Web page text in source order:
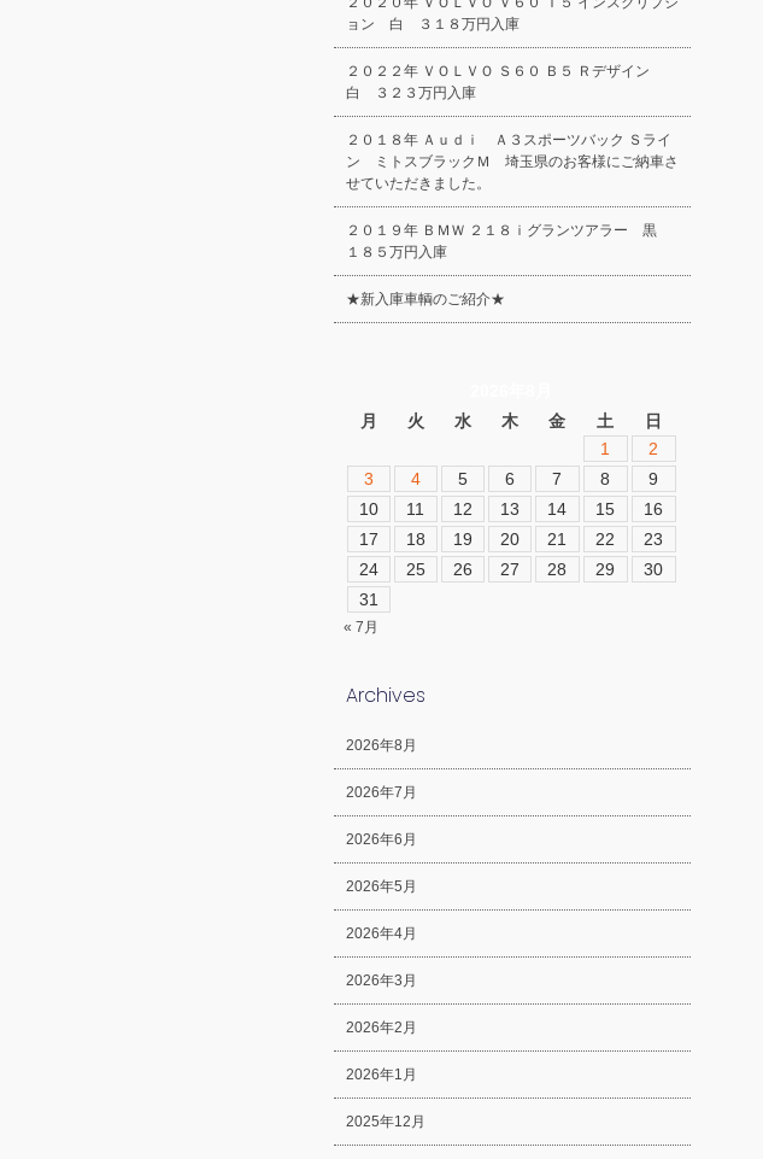
ョン 白 ３１８万円入庫
２０２２年 ＶＯＬＶＯ Ｓ６０ Ｂ５ Ｒデザイン
白 ３２３万円入庫
２０１８年 Ａｕｄｉ Ａ３スポーツバック Ｓライ
ン ミトスブラックＭ 埼玉県のお客様にご納車さ
せていただきました。
２０１９年 ＢＭＷ ２１８ｉグランツアラー 黒
１８５万円入庫
★新入庫車輌のご紹介★
月
火 水 木 金 土
日
1
2
3
4 5 6 7 8
9
10
11 12 13 14 15
16
17
18 19 20 21 22
23
24
25 26 27 28 29
30
31
« 7月
Archives
2026年8月
2026年7月
2026年6月
2026年5月
2026年4月
2026年3月
2026年2月
2026年1月
2025年12月